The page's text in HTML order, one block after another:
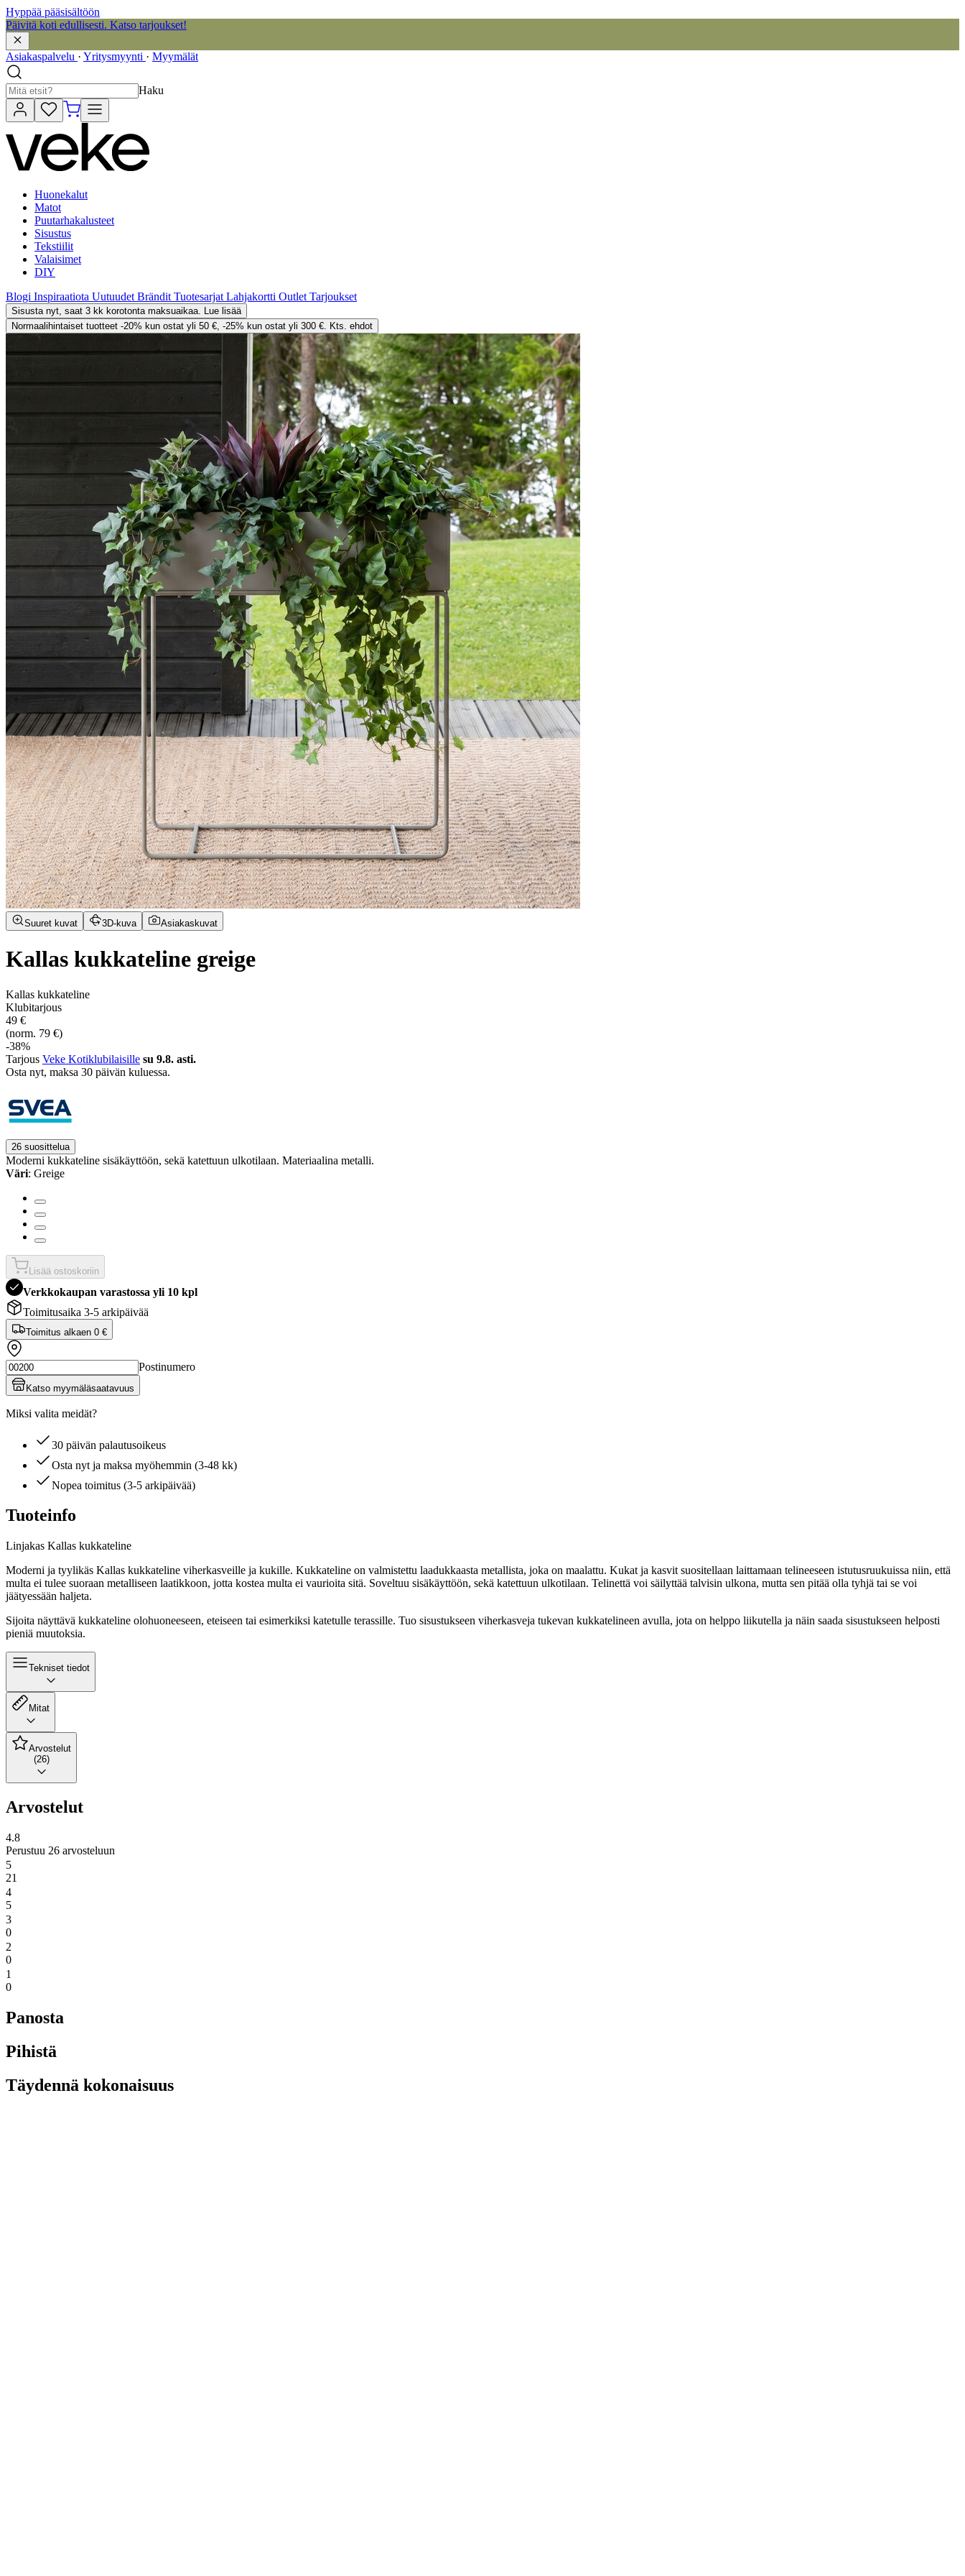
Hyppää pääsisältöön
Päivitä koti edullisesti. Katso tarjoukset!
Asiakaspalvelu · Yritysmyynti · Myymälät
Haku
Huonekalut
Matot
Puutarhakalusteet
Sisustus
Tekstiilit
Valaisimet
DIY
Blogi Inspiraatiota Uutuudet Brändit Tuotesarjat Lahjakortti Outlet Tarjoukset
Sisusta nyt, saat 3 kk korotonta maksuaikaa. Lue lisää
Normaalihintaiset tuotteet -20% kun ostat yli 50 €, -25% kun ostat yli 300 €. Kts. ehdot
Suuret kuvat 3D-kuva Asiakaskuvat
Kallas kukkateline greige
Kallas kukkateline
Klubitarjous
49 €
(norm. 79 €)
-38%
Tarjous Veke Kotiklubilaisille su 9.8. asti.
Osta nyt, ­maksa 30 päivän kuluessa.
26 suosittelua
Moderni kukkateline sisäkäyttöön, sekä katettuun ulkotilaan. Materiaalina metalli.
Väri: Greige
Lisää ostoskoriin
Verkkokaupan varastossa yli 10 kpl
Toimitusaika 3-5 arkipäivää
Toimitus alkaen 0 €
Postinumero
Katso myymäläsaatavuus
Miksi valita meidät?
30 päivän palautusoikeus
Osta nyt ja maksa myöhemmin (3-48 kk)
Nopea toimitus (3-5 arkipäivää)
Tuoteinfo
Linjakas Kallas kukkateline
Moderni ja tyylikäs Kallas kukkateline viherkasveille ja kukille. Kukkateline on valmistettu laadukkaasta metallista, joka on maalattu. Kukat ja kasvit suositellaan laittamaan telineeseen istutusruukuissa niin, että
multa ei tulee suoraan metalliseen laatikkoon, jotta kostea multa ei vaurioita sitä. Soveltuu sisäkäyttöön, sekä katettuun ulkotilaan. Telinettä voi säilyttää talvisin ulkona, mutta sen pitää olla tyhjä tai se voi
jäätyessään haljeta.
Sijoita näyttävä kukkateline olohuoneeseen, eteiseen tai esimerkiksi katetulle terassille. Tuo sisustukseen viherkasveja tukevan kukkatelineen avulla, jota on helppo liikutella ja näin saada sisustukseen helposti
pieniä muutoksia.
Tekniset tiedot
Mitat
Arvostelut
(26)
Arvostelut
4.8
Perustuu 26 arvosteluun
5
21
4
5
3
0
2
0
1
0
Panosta
Pihistä
Täydennä kokonaisuus